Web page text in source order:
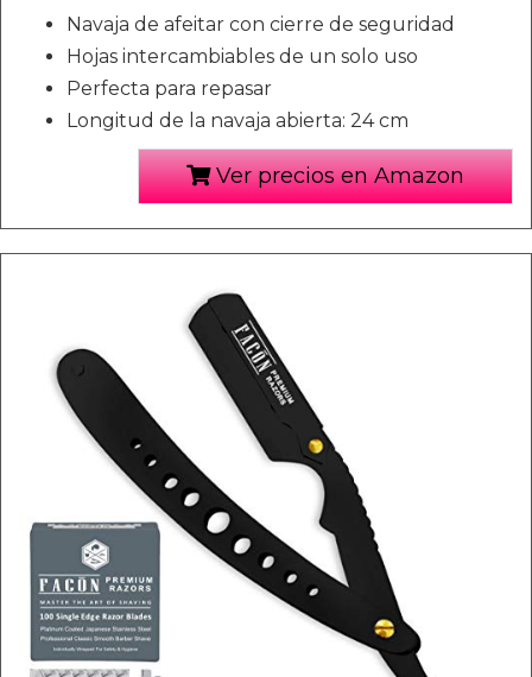
Navaja de afeitar con cierre de seguridad
Hojas intercambiables de un solo uso
Perfecta para repasar
Longitud de la navaja abierta: 24 cm
Ver precios en Amazon